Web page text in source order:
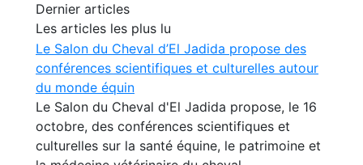
Dernier articles
Les articles les plus lu
Le Salon du Cheval d’El Jadida propose des
conférences scientifiques et culturelles autour
du monde équin
Le Salon du Cheval d'El Jadida propose, le 16
octobre, des conférences scientifiques et
culturelles sur la santé équine, le patrimoine et